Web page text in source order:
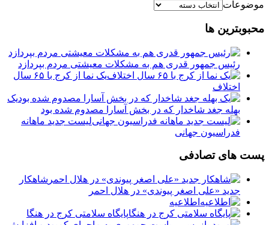
موضوعات
محبوبترین ها
رئیس جمهور قدری هم به مشکلات معیشتی مردم بپردازد
یک نما از کرج با ۶۵ سال
اختلاف
یک
بهله جغد شاخدار که در بخش آسارا مصدوم شده بود
لیست جدید ماهانه
فدراسیون جهانی
پست های تصادفی
شاهکار
جدید «علی اصغر پیوندی» در هلال احمر
اطلاعیه
پایگاه سلامتی کرج در هنگا